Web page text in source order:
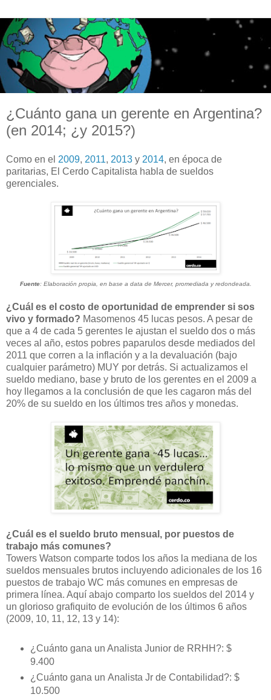
¿Cuánto gana un gerente en Argentina?
(en 2014; ¿y 2015?)
Como en el 2009, 2011, 2013 y 2014, en época de
paritarias, El Cerdo Capitalista habla de sueldos
gerenciales.
Fuente: Elaboración propia, en base a data de Mercer, promediada y redondeada.
¿Cuál es el costo de oportunidad de emprender si sos
vivo y formado? Masomenos 45 lucas pesos. A pesar de
que a 4 de cada 5 gerentes le ajustan el sueldo dos o más
veces al año, estos pobres paparulos desde mediados del
2011 que corren a la inflación y a la devaluación (bajo
cualquier parámetro) MUY por detrás. Si actualizamos el
sueldo mediano, base y bruto de los gerentes en el 2009 a
hoy llegamos a la conclusión de que les cagaron más del
20% de su sueldo en los últimos tres años y monedas.
¿Cuál es el sueldo bruto mensual, por puestos de
trabajo más comunes?
Towers Watson comparte todos los años la mediana de los
sueldos mensuales brutos incluyendo adicionales de los 16
puestos de trabajo WC más comunes en empresas de
primera línea. Aquí abajo comparto los sueldos del 2014 y
un glorioso grafiquito de evolución de los últimos 6 años
(2009, 10, 11, 12, 13 y 14):
¿Cuánto gana un Analista Junior de RRHH?: $
9.400
¿Cuánto gana un Analista Jr de Contabilidad?: $
10.500